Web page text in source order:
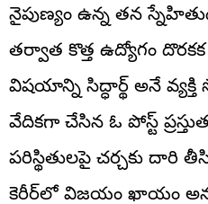
నైపుణ్యం ఉన్న తన
తర్వాత కొత్త ఉద్యోగం దొరకక
విషయాన్ని సిద్ధార్థ్ అనే
వేదికగా చేసిన ఓ పోస్ట్
పరిస్థితులపై చర్చకు దారి
కెరీర్‌లో విజయం ఖాయం అన్న